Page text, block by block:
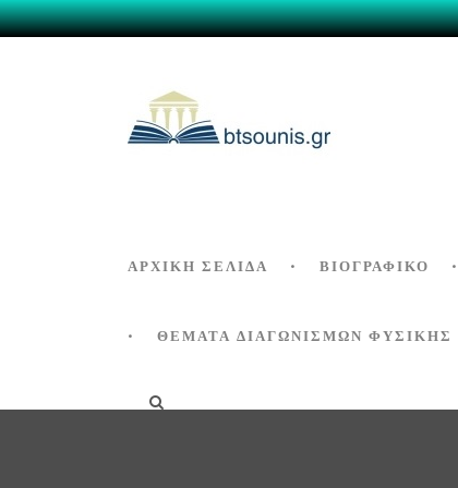
ΑΡΧΙΚΗ ΣΕΛΙΔΑ ΒΙΟΓΡΑΦΙΚΌ
ΘΕΜΑΤΑ ΔΙΑΓΩΝΙΣΜΩΝ ΦΥΣΙΚΗΣ